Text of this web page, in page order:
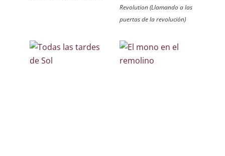
Revolution (Llamando a las
puertas de la revolución)